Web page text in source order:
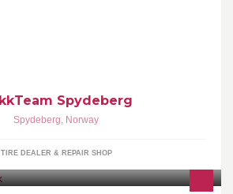
Spydeberg
Spydeberg, Norway
TIRE DEALER & REPAIR SHOP